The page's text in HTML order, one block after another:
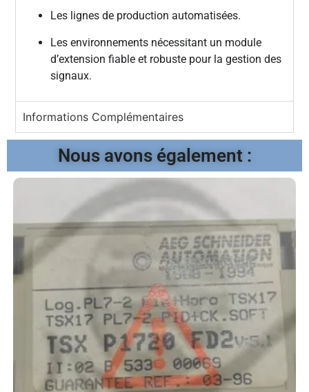
Les lignes de production automatisées.
Les environnements nécessitant un module
d’extension fiable et robuste pour la gestion des
signaux.
Informations Complémentaires
Nous avons également :